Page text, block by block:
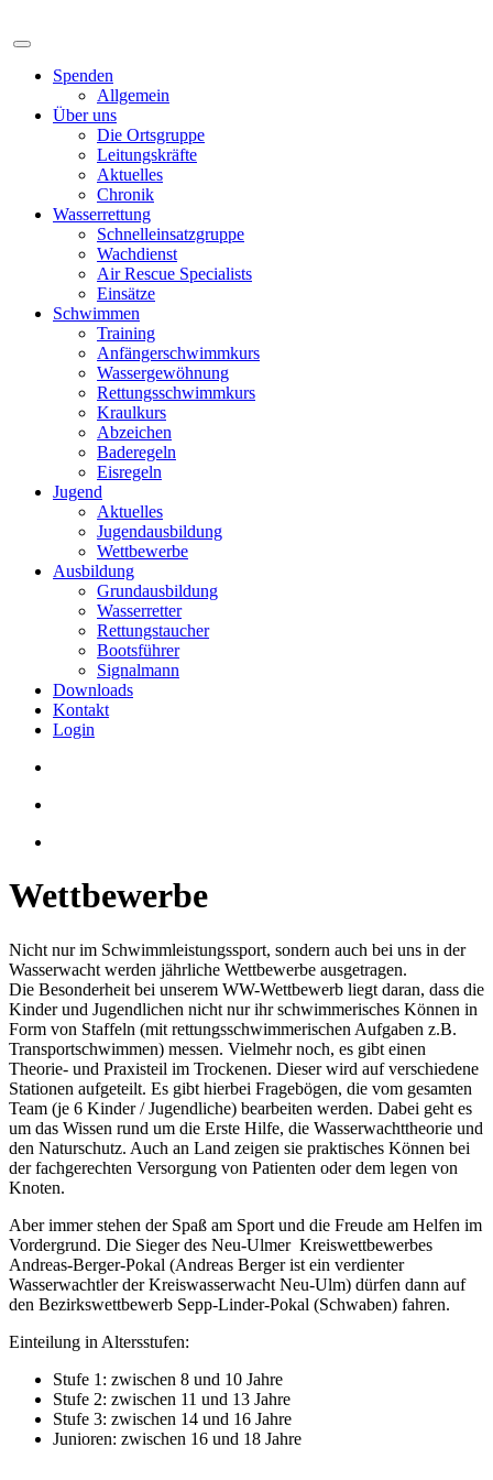
Spenden
Allgemein
Über uns
Die Ortsgruppe
Leitungskräfte
Aktuelles
Chronik
Wasserrettung
Schnelleinsatzgruppe
Wachdienst
Air Rescue Specialists
Einsätze
Schwimmen
Training
Anfängerschwimmkurs
Wassergewöhnung
Rettungsschwimmkurs
Kraulkurs
Abzeichen
Baderegeln
Eisregeln
Jugend
Aktuelles
Jugendausbildung
Wettbewerbe
Ausbildung
Grundausbildung
Wasserretter
Rettungstaucher
Bootsführer
Signalmann
Downloads
Kontakt
Login
Wettbewerbe
Nicht nur im Schwimmleistungssport, sondern auch bei uns in der
Wasserwacht werden jährliche Wettbewerbe ausgetragen.
Die Besonderheit bei unserem WW-Wettbewerb liegt daran, dass die
Kinder und Jugendlichen nicht nur ihr schwimmerisches Können in
Form von Staffeln (mit rettungsschwimmerischen Aufgaben z.B.
Transportschwimmen) messen. Vielmehr noch, es gibt einen
Theorie- und Praxisteil im Trockenen. Dieser wird auf verschiedene
Stationen aufgeteilt. Es gibt hierbei Fragebögen, die vom gesamten
Team (je 6 Kinder / Jugendliche) bearbeiten werden. Dabei geht es
um das Wissen rund um die Erste Hilfe, die Wasserwachttheorie und
den Naturschutz. Auch an Land zeigen sie praktisches Können bei
der fachgerechten Versorgung von Patienten oder dem legen von
Knoten.
Aber immer stehen der Spaß am Sport und die Freude am Helfen im
Vordergrund. Die Sieger des Neu-Ulmer Kreiswettbewerbes
Andreas-Berger-Pokal (Andreas Berger ist ein verdienter
Wasserwachtler der Kreiswasserwacht Neu-Ulm) dürfen dann auf
den Bezirkswettbewerb Sepp-Linder-Pokal (Schwaben) fahren.
Einteilung in Altersstufen:
Stufe 1: zwischen 8 und 10 Jahre
Stufe 2: zwischen 11 und 13 Jahre
Stufe 3: zwischen 14 und 16 Jahre
Junioren: zwischen 16 und 18 Jahre